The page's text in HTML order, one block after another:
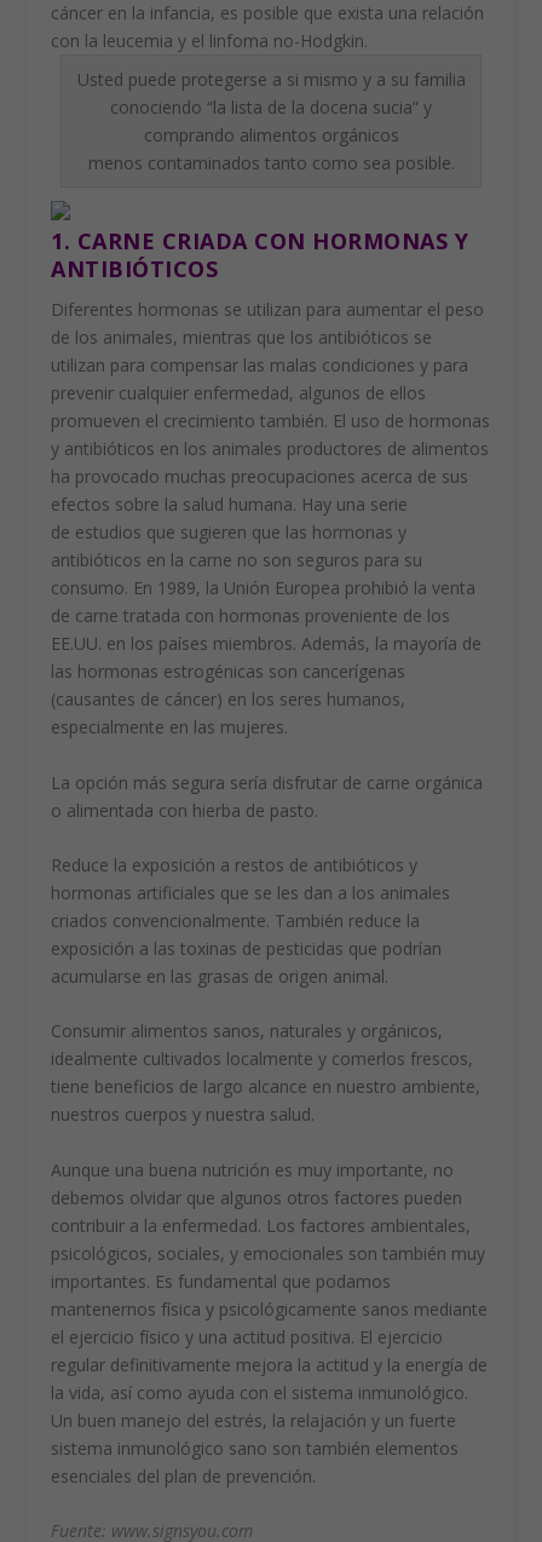
cáncer en la infancia, es posible que exista una relación
con la leucemia y el linfoma no-Hodgkin.
Usted puede protegerse a si mismo y a su familia
conociendo “la lista de la docena sucia” y
comprando alimentos orgánicos
menos contaminados tanto como sea posible.
1. CARNE CRIADA CON HORMONAS Y
ANTIBIÓTICOS
Diferentes hormonas se utilizan para aumentar el peso
de los animales, mientras que los antibióticos se
utilizan para compensar las malas condiciones y para
prevenir cualquier enfermedad, algunos de ellos
promueven el crecimiento también. El uso de hormonas
y antibióticos en los animales productores de alimentos
ha provocado muchas preocupaciones acerca de sus
efectos sobre la salud humana. Hay una serie
de estudios que sugieren que las hormonas y
antibióticos en la carne no son seguros para su
consumo. En 1989, la Unión Europea prohibió la venta
de carne tratada con hormonas proveniente de los
EE.UU. en los países miembros. Además, la mayoría de
las hormonas estrogénicas son cancerígenas
(causantes de cáncer) en los seres humanos,
especialmente en las mujeres.
La opción más segura sería disfrutar de carne orgánica
o alimentada con hierba de pasto.
Reduce la exposición a restos de antibióticos y
hormonas artificiales que se les dan a los animales
criados convencionalmente. También reduce la
exposición a las toxinas de pesticidas que podrían
acumularse en las grasas de origen animal.
Consumir alimentos sanos, naturales y orgánicos,
idealmente cultivados localmente y comerlos frescos,
tiene beneficios de largo alcance en nuestro ambiente,
nuestros cuerpos y nuestra salud.
Aunque una buena nutrición es muy importante, no
debemos olvidar que algunos otros factores pueden
contribuir a la enfermedad. Los factores ambientales,
psicológicos, sociales, y emocionales son también muy
importantes. Es fundamental que podamos
mantenernos física y psicológicamente sanos mediante
el ejercicio físico y una actitud positiva. El ejercicio
regular definitivamente mejora la actitud y la energía de
la vida, así como ayuda con el sistema inmunológico.
Un buen manejo del estrés, la relajación y un fuerte
sistema inmunológico sano son también elementos
esenciales del plan de prevención.
Fuente: www.signsyou.com